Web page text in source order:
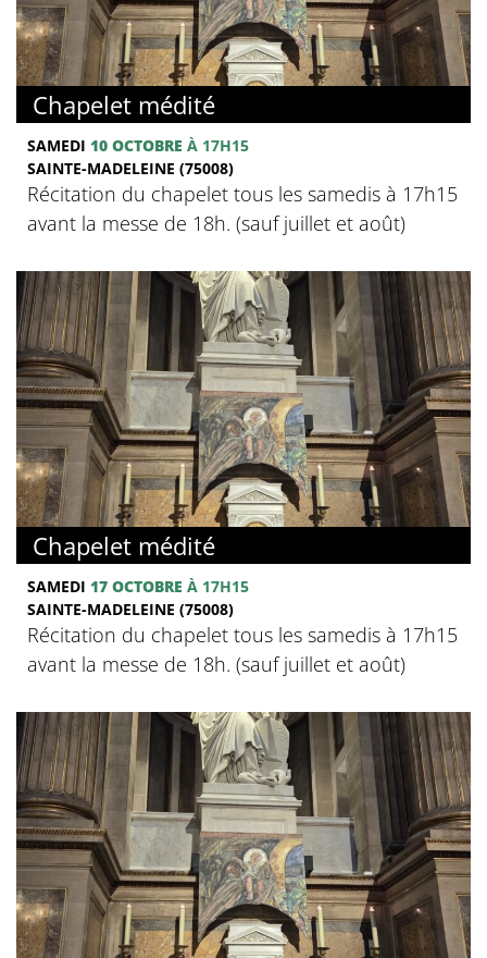
Chapelet médité
SAMEDI 10 OCTOBRE À 17H15
SAINTE-MADELEINE (75008)
Récitation du chapelet tous les samedis à 17h15
avant la messe de 18h. (sauf juillet et août)
Chapelet médité
SAMEDI 17 OCTOBRE À 17H15
SAINTE-MADELEINE (75008)
Récitation du chapelet tous les samedis à 17h15
avant la messe de 18h. (sauf juillet et août)